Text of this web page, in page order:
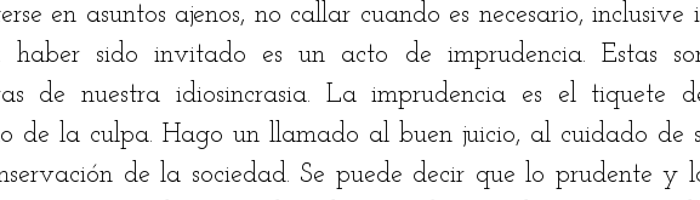
en asuntos ajenos, no callar cuando es necesario, inclusive
sido invitado es un acto de imprudencia. Estas
de nuestra idiosincrasia. La imprudencia es el tiquete
de la culpa. Hago un llamado al buen juicio, al cuidado de
de la sociedad. Se puede decir que lo prudente y